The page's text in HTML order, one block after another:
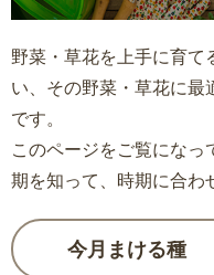
野菜・草花を上手に育て
い、その野菜・草花に最
です。
このページをご覧になっ
期を知って、時期に合わ
今月まける種